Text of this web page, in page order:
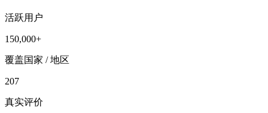
活跃用户
150,000+
覆盖国家 / 地区
207
真实评价